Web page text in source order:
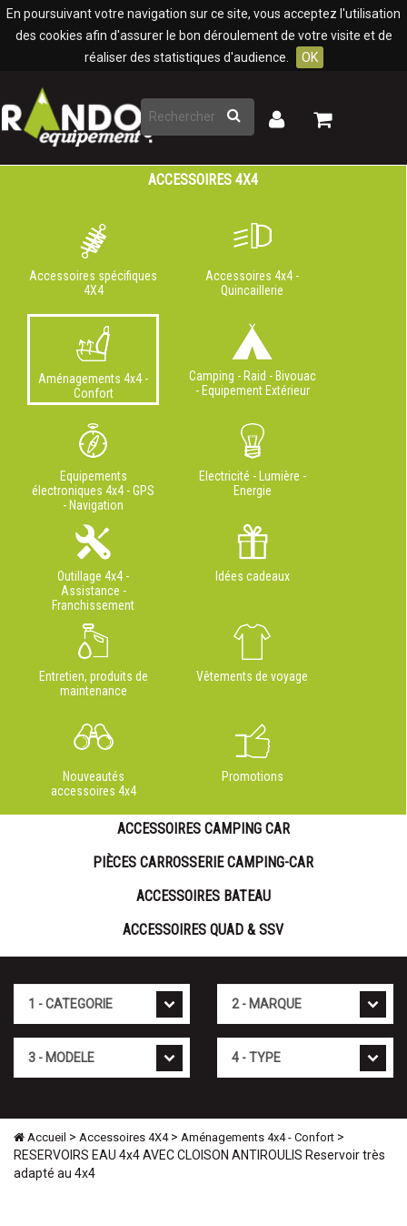
En poursuivant votre navigation sur ce site, vous acceptez l'utilisation
des cookies afin d'assurer le bon déroulement de votre visite et de
réaliser des statistiques d'audience.
OK
Rechercher
Mon
Mon
ACCESSOIRES 4X4
Accessoires spécifiques
4X4
Accessoires 4x4 -
Quincaillerie
Aménagements 4x4 -
Confort
Camping - Raid - Bivouac
- Equipement Extérieur
Equipements
électroniques 4x4 - GPS
- Navigation
Electricité - Lumière -
Energie
Outillage 4x4 -
Assistance -
Franchissement
Idées cadeaux
Entretien, produits de
maintenance
Vêtements de voyage
Nouveautés
accessoires 4x4
Promotions
ACCESSOIRES CAMPING CAR
PIÈCES CARROSSERIE CAMPING-CAR
ACCESSOIRES BATEAU
ACCESSOIRES QUAD & SSV
Accueil > Accessoires 4X4> Aménagements 4x4 - Confort >
RESERVOIRS EAU 4x4 AVEC CLOISON ANTIROULIS Reservoir très
adapté au 4x4
Panneau de gestion des cookies